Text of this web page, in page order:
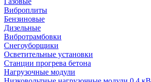
Виброплиты
Бензиновые
Дизельные
Вибротрамбовки
Снегоуборщики
Осветительные установки
Станции прогрева бетона
Нагрузочные модули